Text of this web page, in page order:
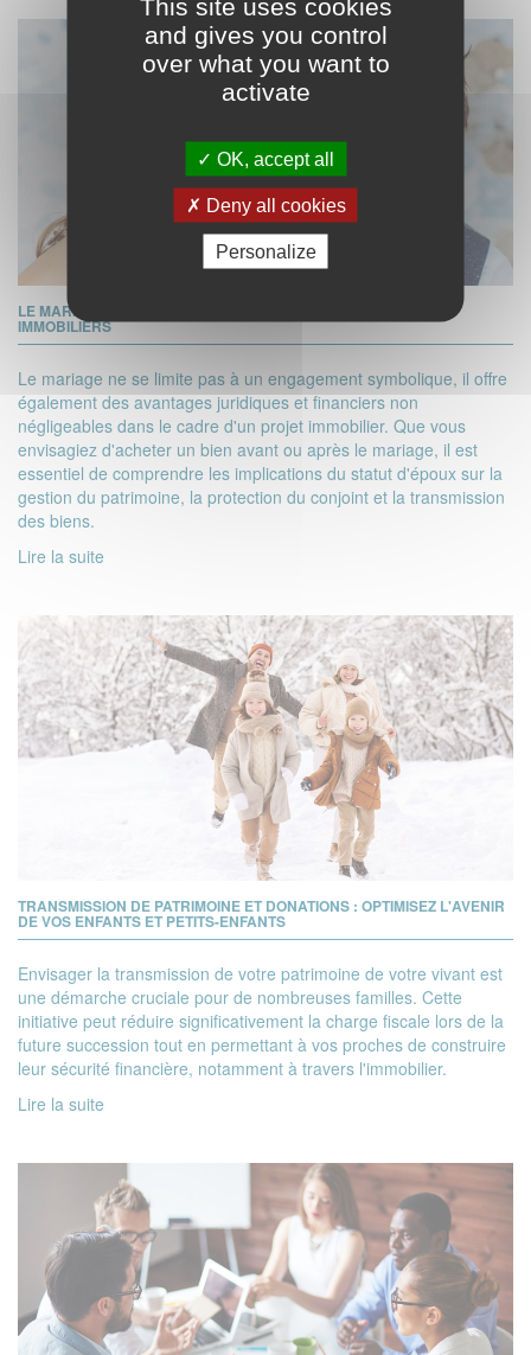
LE MARIAGE : UN CADRE SÉCURISÉ POUR VOS PROJETS
IMMOBILIERS
Le mariage ne se limite pas à un engagement symbolique, il offre
également des avantages juridiques et financiers non
négligeables dans le cadre d'un projet immobilier. Que vous
envisagiez d'acheter un bien avant ou après le mariage, il est
essentiel de comprendre les implications du statut d'époux sur la
gestion du patrimoine, la protection du conjoint et la transmission
des biens.
Lire la suite
TRANSMISSION DE PATRIMOINE ET DONATIONS : OPTIMISEZ L'AVENIR
DE VOS ENFANTS ET PETITS-ENFANTS
Envisager la transmission de votre patrimoine de votre vivant est
une démarche cruciale pour de nombreuses familles. Cette
initiative peut réduire significativement la charge fiscale lors de la
future succession tout en permettant à vos proches de construire
leur sécurité financière, notamment à travers l'immobilier.
Lire la suite
and gives you control
over what you want to
activate
OK, accept all
Deny all cookies
Personalize